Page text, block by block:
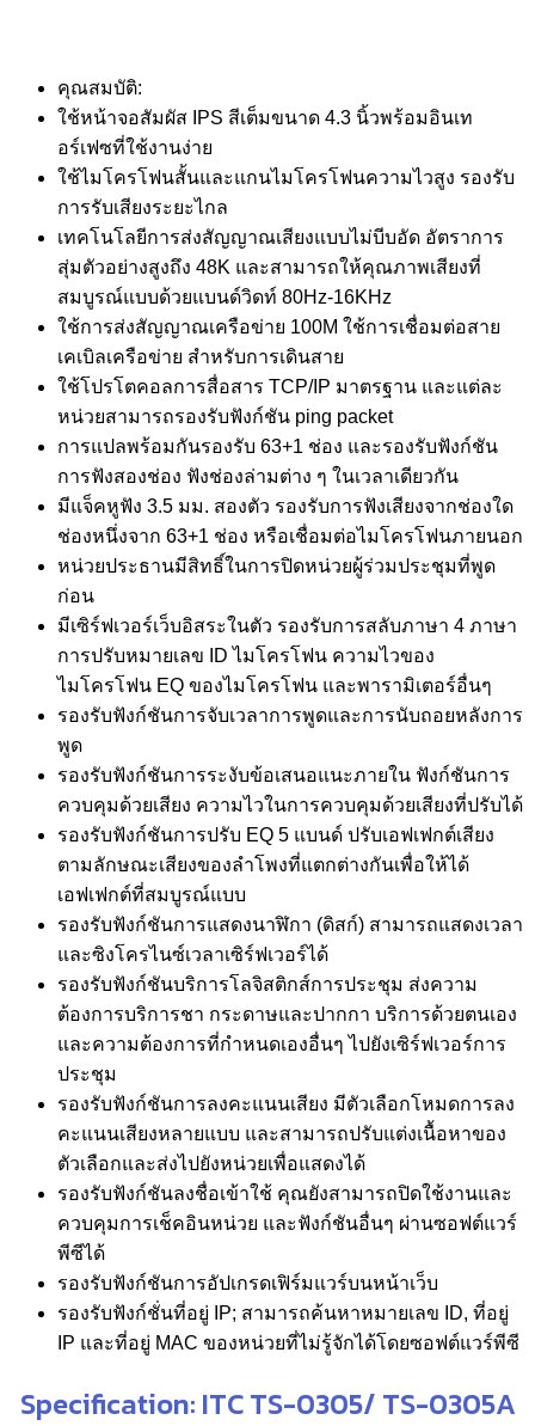
คุณสมบัติ:
ใช้หน้าจอสัมผัส IPS สีเต็มขนาด 4.3 นิ้วพร้อมอินเท
อร์เฟซที่ใช้งานง่าย
ใช้ไมโครโฟนสั้นและแกนไมโครโฟนความไวสูง รองรับ
การรับเสียงระยะไกล
เทคโนโลยีการส่งสัญญาณเสียงแบบไม่บีบอัด อัตราการ
สุ่มตัวอย่างสูงถึง 48K และสามารถให้คุณภาพเสียงที่
สมบูรณ์แบบด้วยแบนด์วิดท์ 80Hz-16KHz
ใช้การส่งสัญญาณเครือข่าย 100M ใช้การเชื่อมต่อสาย
เคเบิลเครือข่าย สำหรับการเดินสาย
ใช้โปรโตคอลการสื่อสาร TCP/IP มาตรฐาน และแต่ละ
หน่วยสามารถรองรับฟังก์ชัน ping packet
การแปลพร้อมกันรองรับ 63+1 ช่อง และรองรับฟังก์ชัน
การฟังสองช่อง ฟังช่องล่ามต่าง ๆ ในเวลาเดียวกัน
มีแจ็คหูฟัง 3.5 มม. สองตัว รองรับการฟังเสียงจากช่องใด
ช่องหนึ่งจาก 63+1 ช่อง หรือเชื่อมต่อไมโครโฟนภายนอก
หน่วยประธานมีสิทธิ์ในการปิดหน่วยผู้ร่วมประชุมที่พูด
ก่อน
มีเซิร์ฟเวอร์เว็บอิสระในตัว รองรับการสลับภาษา 4 ภาษา
การปรับหมายเลข ID ไมโครโฟน ความไวของ
ไมโครโฟน EQ ของไมโครโฟน และพารามิเตอร์อื่นๆ
รองรับฟังก์ชันการจับเวลาการพูดและการนับถอยหลังการ
พูด
รองรับฟังก์ชันการระงับข้อเสนอแนะภายใน ฟังก์ชันการ
ควบคุมด้วยเสียง ความไวในการควบคุมด้วยเสียงที่ปรับได้
รองรับฟังก์ชันการปรับ EQ 5 แบนด์ ปรับเอฟเฟกต์เสียง
ตามลักษณะเสียงของลำโพงที่แตกต่างกันเพื่อให้ได้
เอฟเฟกต์ที่สมบูรณ์แบบ
รองรับฟังก์ชันการแสดงนาฬิกา (ดิสก์) สามารถแสดงเวลา
และซิงโครไนซ์เวลาเซิร์ฟเวอร์ได้
รองรับฟังก์ชันบริการโลจิสติกส์การประชุม ส่งความ
ต้องการบริการชา กระดาษและปากกา บริการด้วยตนเอง
และความต้องการที่กำหนดเองอื่นๆ ไปยังเซิร์ฟเวอร์การ
ประชุม
รองรับฟังก์ชันการลงคะแนนเสียง มีตัวเลือกโหมดการลง
คะแนนเสียงหลายแบบ และสามารถปรับแต่งเนื้อหาของ
ตัวเลือกและส่งไปยังหน่วยเพื่อแสดงได้
รองรับฟังก์ชันลงชื่อเข้าใช้ คุณยังสามารถปิดใช้งานและ
ควบคุมการเช็คอินหน่วย และฟังก์ชันอื่นๆ ผ่านซอฟต์แวร์
พีซีได้
รองรับฟังก์ชันการอัปเกรดเฟิร์มแวร์บนหน้าเว็บ
รองรับฟังก์ชั่นที่อยู่ IP; สามารถค้นหาหมายเลข ID, ที่อยู่
IP และที่อยู่ MAC ของหน่วยที่ไม่รู้จักได้โดยซอฟต์แวร์พีซี
Specification: ITC TS-0305/ TS-0305A